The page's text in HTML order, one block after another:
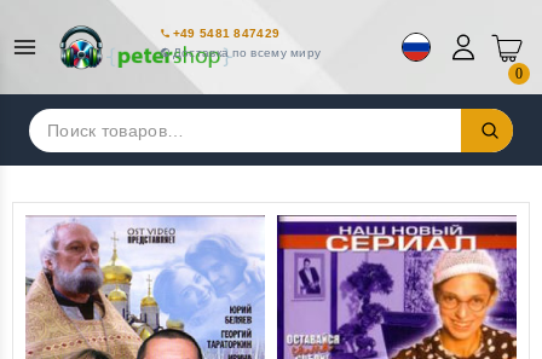
+49 5481 847429
Доставка по всему миру
0
Искать: